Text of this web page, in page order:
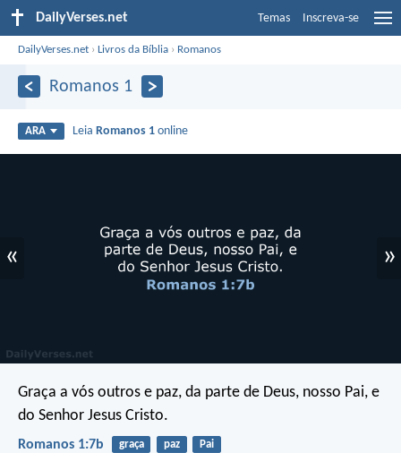
DailyVerses.net Temas Inscreva-se
DailyVerses.net ›Livros da Bíblia › Romanos
Romanos 1
ARA Leia Romanos 1 online
« »
Graça a vós outros e paz, da parte de Deus, nosso Pai, e
do Senhor Jesus Cristo.
Romanos 1:7b graça paz Pai